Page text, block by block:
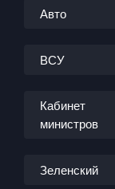
Авто
ВСУ
Кабинет
министров
Зеленский